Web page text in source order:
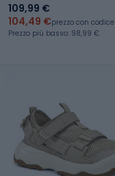
109,99 €
104,49 €prezzo con codice
Prezzo più basso: 98,99 €